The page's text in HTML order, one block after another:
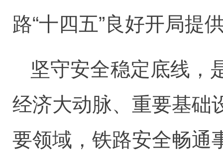
路“十四五”良好开局提
坚守安全稳定底线，
经济大动脉、重要基础
要领域，铁路安全畅通